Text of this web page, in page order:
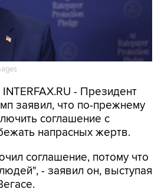
- Президент
заявил, что по-прежнему
соглашение с
напрасных жертв.
соглашение, потому что
- заявил он, выступая